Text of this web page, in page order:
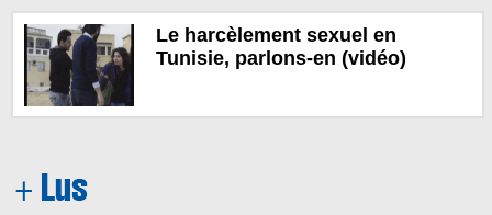
Le harcèlement sexuel en
Tunisie, parlons-en (vidéo)